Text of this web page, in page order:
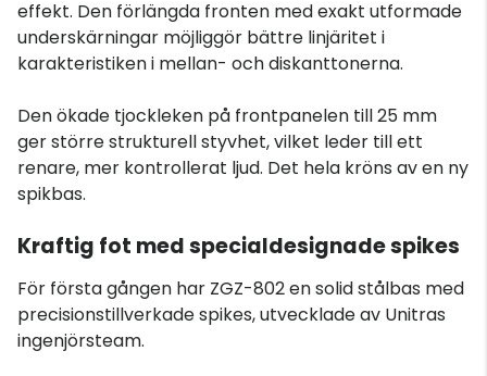
effekt. Den förlängda fronten med exakt utformade
underskärningar möjliggör bättre linjäritet i
karakteristiken i mellan- och diskanttonerna.
Den ökade tjockleken på frontpanelen till 25 mm
ger större strukturell styvhet, vilket leder till ett
renare, mer kontrollerat ljud. Det hela kröns av en ny
spikbas.
Kraftig fot med specialdesignade spikes
För första gången har ZGZ-802 en solid stålbas med
precisionstillverkade spikes, utvecklade av Unitras
ingenjörsteam.